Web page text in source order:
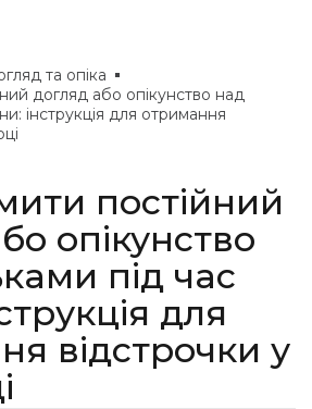
та опіка
догляд або опікунство над
інструкція для отримання
постійний
опікунство
під час
для
відстрочки у